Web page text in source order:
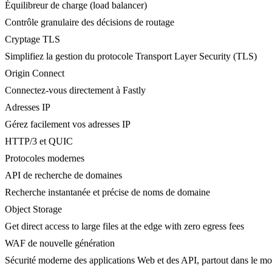
Équilibreur de charge (load balancer)
Contrôle granulaire des décisions de routage
Cryptage TLS
Simplifiez la gestion du protocole Transport Layer Security (TLS)
Origin Connect
Connectez-vous directement à Fastly
Adresses IP
Gérez facilement vos adresses IP
HTTP/3 et QUIC
Protocoles modernes
API de recherche de domaines
Recherche instantanée et précise de noms de domaine
Object Storage
Get direct access to large files at the edge with zero egress fees
WAF de nouvelle génération
Sécurité moderne des applications Web et des API, partout dans le